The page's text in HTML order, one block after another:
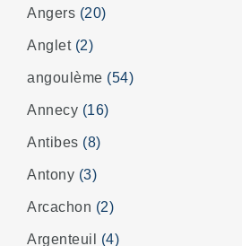
Angers (20)
Anglet (2)
angoulème (54)
Annecy (16)
Antibes (8)
Antony (3)
Arcachon (2)
Argenteuil (4)